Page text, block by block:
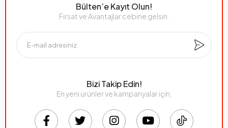
Bülten’e Kayıt Olun!
Fırsat ve Avantajlar cebine gelsin.
Bizi Takip Edin!
En yeni ürünler ve kampanyalar için,